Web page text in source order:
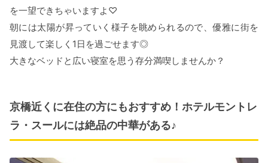
を一望できちゃいますよ♡
朝には太陽が昇っていく様子を眺められるので、優雅に街を
見渡して楽しく1日を過ごせます◎
大きなベッドと広い寝室を思う存分満喫しませんか？
京橋近くに在住の方にもおすすめ！ホテルモントレ
ラ・スールには絶品の中華がある♪